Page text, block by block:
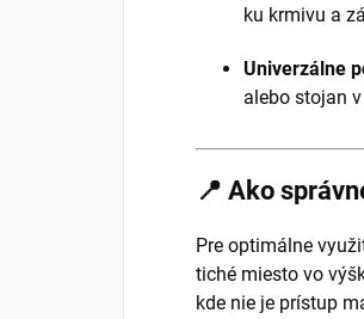
ku krmivu a
Univerzálne
alebo stojan
📍 Ako
Pre optimálne
tiché miesto vo
kde nie je prístup